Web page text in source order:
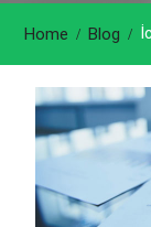
Home Blog